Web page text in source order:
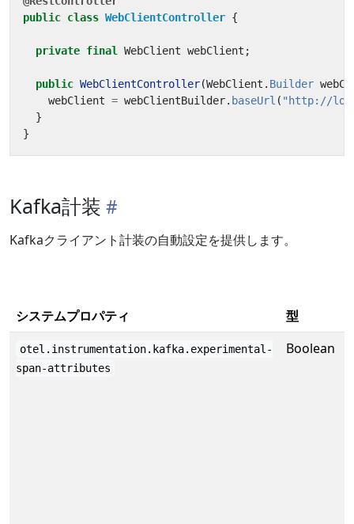
public class WebClientController {
private final WebClient webClient ;
public WebClientController(WebClient . Builder
webClient = webClientBuilder. baseUrl ( "http://
}
}
Kafka計装
Kafkaクライアント計装の自動設定を提供します。
システムプロパティ 型
otel.instrumentation.kafka.experimental-
span-attributes
Boolean